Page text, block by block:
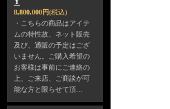
8,800,000円(税込)
・こちらの商品はアイテ
ムの特性故、ネット販売
及び、通販の予定はござ
いません。ご購入希望の
お客様は事前にご連絡の
上、ご来店、ご商談が可
能な方と限らせて頂…